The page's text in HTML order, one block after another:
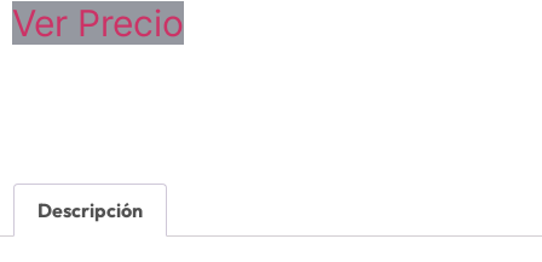
Ver Precio
Descripción